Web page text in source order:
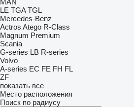
MAN
LE TGA TGL
Mercedes-Benz
Actros Atego R-Class
Magnum Premium
Scania
G-series LB R-series
Volvo
A-series EC FE FH FL
ZF
показать все
Место расположения
Поиск по радиусу